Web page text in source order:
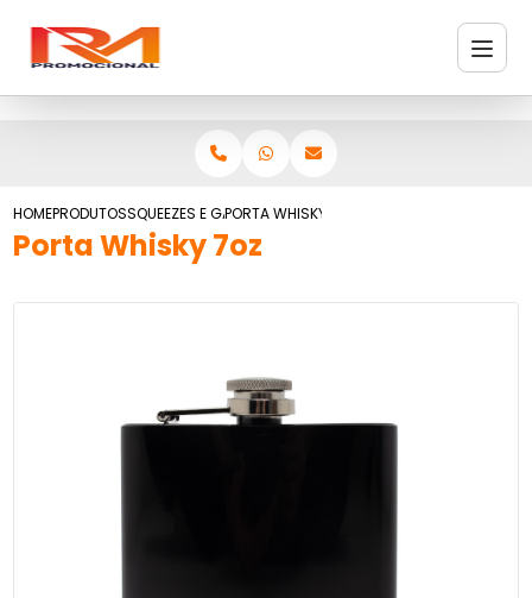
HOMEPRODUTOSSQUEEZES E GARRAFASPORTA WHISKY 7OZ
Porta Whisky 7oz